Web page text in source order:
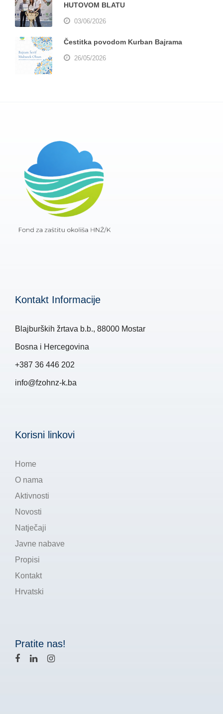
HUTOVOM BLATU
03/06/2026
Čestitka povodom Kurban Bajrama
26/05/2026
Kontakt Informacije
Blajburških žrtava b.b., 88000 Mostar
Bosna i Hercegovina
+387 36 446 202
info@fzohnz-k.ba
Korisni linkovi
Home
O nama
Aktivnosti
Novosti
Natječaji
Javne nabave
Propisi
Kontakt
Hrvatski
Pratite nas!